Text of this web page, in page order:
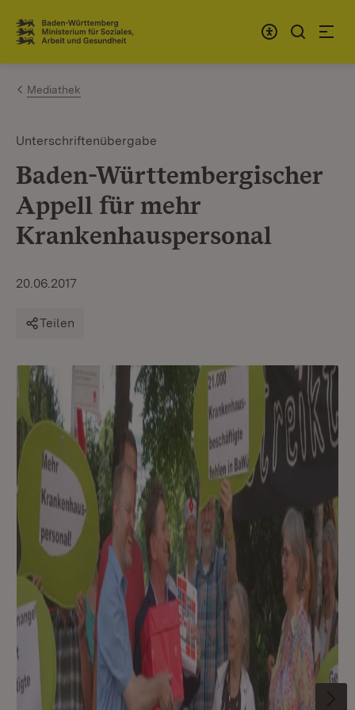
Zum Inhalt springen
Link zur Startseite
Mediathek
Unterschriftenübergabe
Baden-Württembergischer
Appell für mehr
Krankenhauspersonal
20.06.2017
Teilen